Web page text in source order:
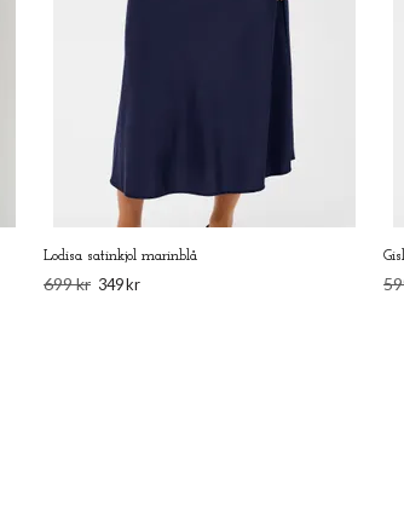
Lodisa satinkjol marinblå
699 kr 349 kr